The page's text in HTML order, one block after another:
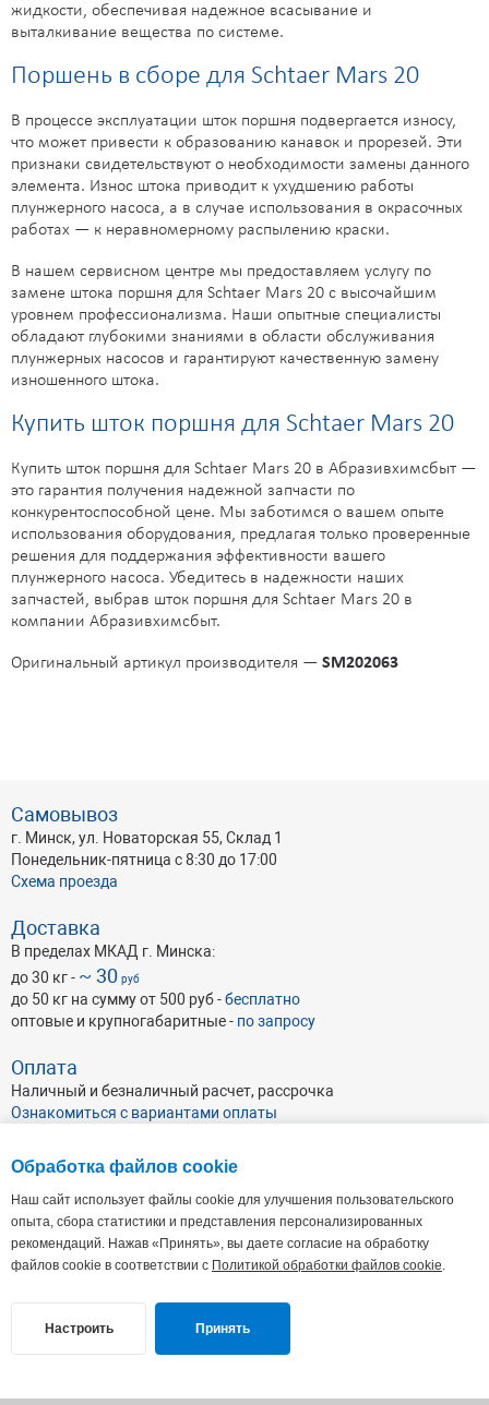
жидкости, обеспечивая надежное всасывание и
выталкивание вещества по системе.
Поршень в сборе для Schtaer Mars 20
В процессе эксплуатации шток поршня подвергается износу,
что может привести к образованию канавок и прорезей. Эти
признаки свидетельствуют о необходимости замены данного
элемента. Износ штока приводит к ухудшению работы
плунжерного насоса, а в случае использования в окрасочных
работах — к неравномерному распылению краски.
В нашем сервисном центре мы предоставляем услугу по
замене штока поршня для Schtaer Mars 20 с высочайшим
уровнем профессионализма. Наши опытные специалисты
обладают глубокими знаниями в области обслуживания
плунжерных насосов и гарантируют качественную замену
изношенного штока.
Купить шток поршня для Schtaer Mars 20
Купить шток поршня для Schtaer Mars 20 в Абразивхимсбыт —
это гарантия получения надежной запчасти по
конкурентоспособной цене. Мы заботимся о вашем опыте
использования оборудования, предлагая только проверенные
решения для поддержания эффективности вашего
плунжерного насоса. Убедитесь в надежности наших
запчастей, выбрав шток поршня для Schtaer Mars 20 в
компании Абразивхимсбыт.
Оригинальный артикул производителя — SM202063
Самовывоз
г. Минск, ул. Новаторская 55, Склад 1
Понедельник-пятница с 8:30 до 17:00
Схема проезда
Доставка
В пределах МКАД г. Минска:
до 30 кг - ~ 30 руб
до 50 кг на сумму от 500 руб -бесплатно
оптовые и крупногабаритные - по запросу
Оплата
Наличный и безналичный расчет, рассрочка
Ознакомиться с вариантами оплаты
ОАО Абразивхимсбыт , УНП 191046462
Республика Беларусь, г. Минск, ул. Кульман 35А, пом. 7 (4-й этаж),220100
+375 17 338-44-44(66-66)
+375 29 112-20-13
+375 29 112-30-13
Обработка файлов cookie
Наш сайт использует файлы cookie для улучшения пользовательского
опыта, сбора статистики и представления персонализированных
рекомендаций. Нажав «Принять», вы даете согласие на обработку
файлов cookie в соответствии с Политикой обработки файлов cookie.
Настроить Принять